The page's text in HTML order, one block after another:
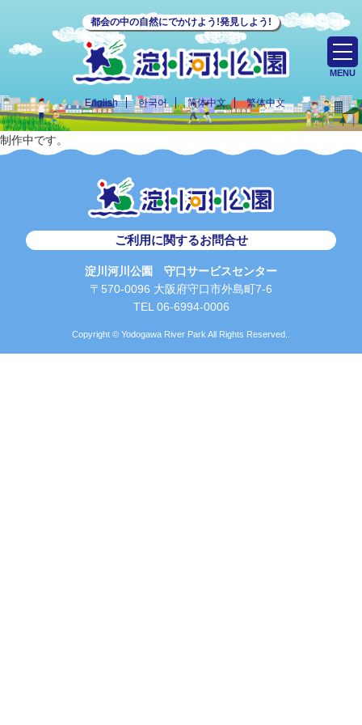
都会の中の自然にでかけよう!発見しよう!
English 한국어 简体中文 繁体中文
MENU
制作中です。
ご利用に関するお問合せ
淀川河川公園 守口サービスセンター
〒570-0096 大阪府守口市外島町7-6
TEL 06-6994-0006
Copyright © Yodogawa River Park All Rights Reserved..